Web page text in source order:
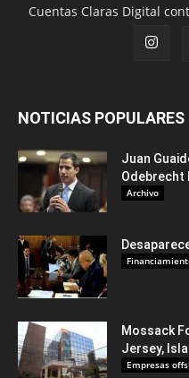
Cuentas Claras Digital
NOTICIAS POPULARES
Juan
Odebrecht
Archivo
Mossack
Jersey,
Empresas